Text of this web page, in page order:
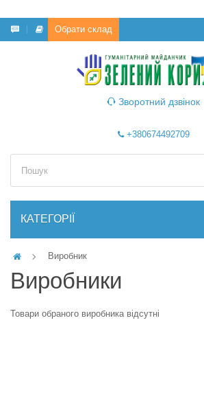
Обрати склад
Зворотний дзвінок
+380674492709
КАТЕГОРІЇ
Виробник
Виробники
Товари обраного виробника відсутні